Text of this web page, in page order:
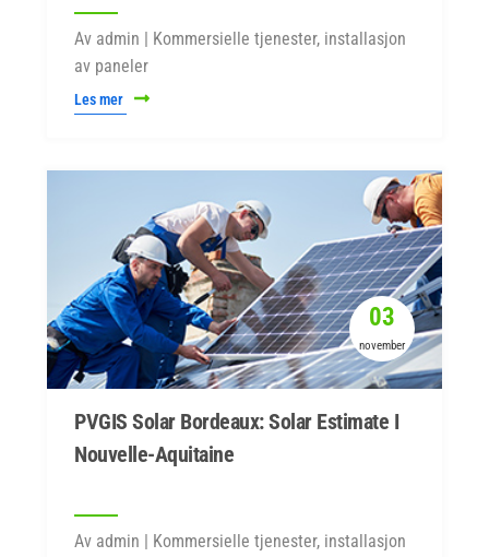
Av admin | Kommersielle tjenester, installasjon
av paneler
Les mer
03
november
PVGIS Solar Bordeaux: Solar Estimate I
Nouvelle-Aquitaine
Av admin | Kommersielle tjenester, installasjon